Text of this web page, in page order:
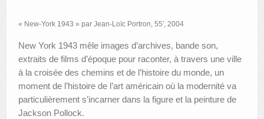
« New-York 1943 » par Jean-Loïc Portron, 55′, 2004
New York 1943 mêle images d’archives, bande son,
extraits de films d’époque pour raconter, à travers une ville
à la croisée des chemins et de l’histoire du monde, un
moment de l’histoire de l’art américain où la modernité va
particulièrement s’incarner dans la figure et la peinture de
Jackson Pollock.